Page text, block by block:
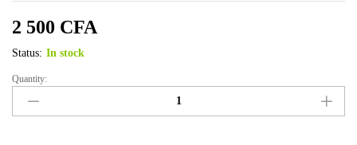
2 500 CFA
Status: In stock
DISJONCTEUR
MODULAIRE
INGELEC
Quantity: